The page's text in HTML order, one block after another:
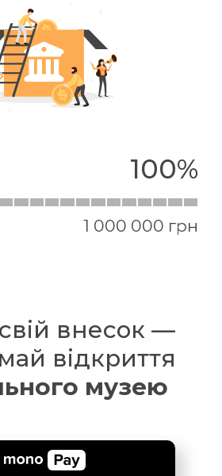
100%
1 000 000 грн
внесок —
відкриття
музею